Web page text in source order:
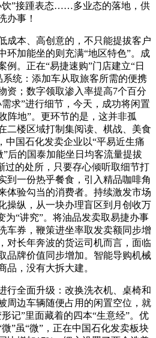
饮”接踵表态……多业态的落地，供
办事！
本、高创意的，不只能提拔客户
环加能坐的则充满“地区特色”。成
例。正在“易捷速购”门店建立“日
统：添加车从取旅客所需的便携
资；数字领取渗入率提高7个百分
求”进行细节，今天，成功将闲置
阵地”。更环节的是，这并非孤
二楼区域打制集阅读、棋战、美食
中国石化发卖企业以“平易近生痛
”后的国泰加能坐日均客流量提拔
过的处所，只要存心倾听取细节打
一份热乎餐食，引入精品咖啡角
体验勾当的消费者。持续激发市场
操纵，从一块办理盲区到月创收万
为“讲究”。将油品发卖取易捷办事
车券，鞭策进坐率取发卖额同步增
对长年奔波的货运司机而言，面临
品牌价值同步增加。智能导购机械
品，没有大拆大建。
全面升级：改换洗衣机、桌椅和
周边车辆随便占用的闲置空位，就
记”里面藏着的四本“生意经”。优
”虽“微”，正在中国石化发卖板块